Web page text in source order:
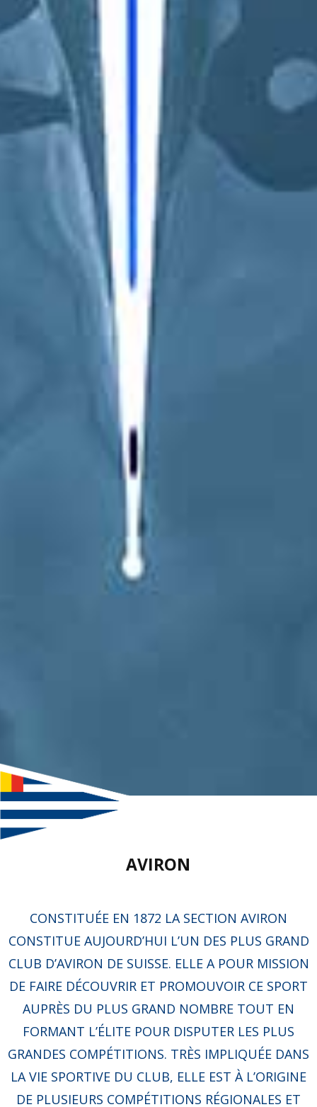
AVIRON
CONSTITUÉE EN 1872 LA SECTION AVIRON
CONSTITUE AUJOURD’HUI L’UN DES PLUS GRAND
CLUB D’AVIRON DE SUISSE. ELLE A POUR MISSION
DE FAIRE DÉCOUVRIR ET PROMOUVOIR CE SPORT
AUPRÈS DU PLUS GRAND NOMBRE TOUT EN
FORMANT L’ÉLITE POUR DISPUTER LES PLUS
GRANDES COMPÉTITIONS. TRÈS IMPLIQUÉE DANS
LA VIE SPORTIVE DU CLUB, ELLE EST À L’ORIGINE
DE PLUSIEURS COMPÉTITIONS RÉGIONALES ET